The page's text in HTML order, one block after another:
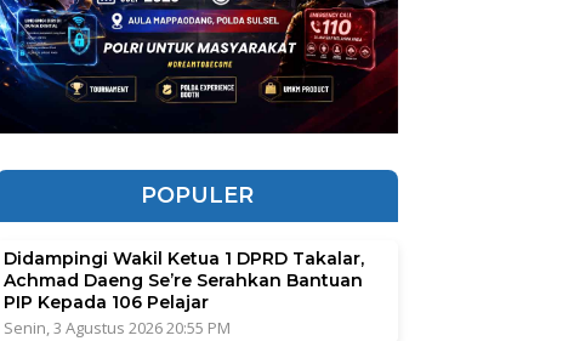
POPULER
Didampingi Wakil Ketua 1 DPRD Takalar,
Achmad Daeng Se’re Serahkan Bantuan
PIP Kepada 106 Pelajar
Senin, 3 Agustus 2026 20:55 PM